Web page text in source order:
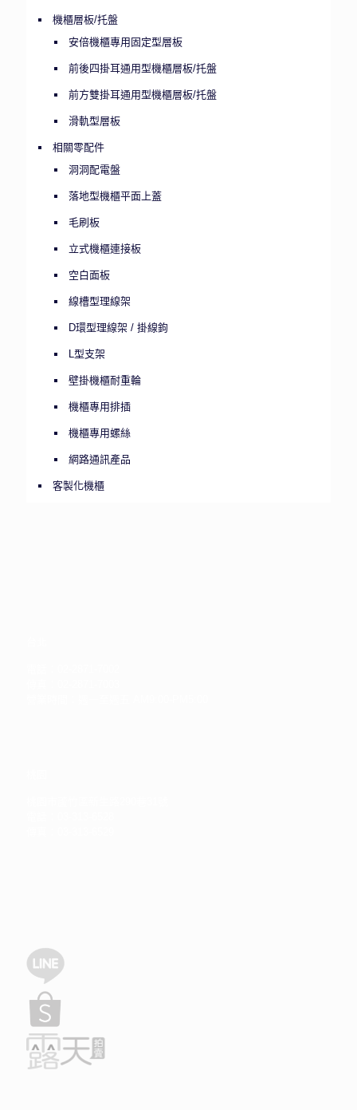
機櫃層板/托盤
安倍機櫃專用固定型層板
前後四掛耳通用型機櫃層板/托盤
前方雙掛耳通用型機櫃層板/托盤
滑軌型層板
相關零配件
洞洞配電盤
落地型機櫃平面上蓋
毛刷板
立式機櫃連接板
空白面板
線槽型理線架
D環型理線架 / 掛線鉤
L型支架
壁掛機櫃耐重輪
機櫃專用排插
機櫃專用螺絲
網路通訊產品
客製化機櫃